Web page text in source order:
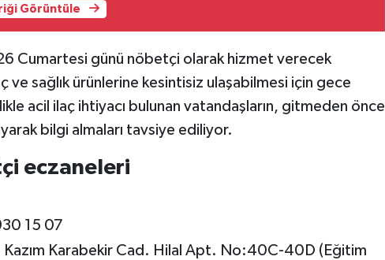
Görüntüle
Cumartesi günü nöbetçi olarak hizmet verecek
ve sağlık ürünlerine kesintisiz ulaşabilmesi için gece
acil ilaç ihtiyacı bulunan vatandaşların, gitmeden önce
bilgi almaları tavsiye ediliyor.
eczaneleri
15 07
Kazım Karabekir Cad. Hilal Apt. No:40C-40D (Eğitim